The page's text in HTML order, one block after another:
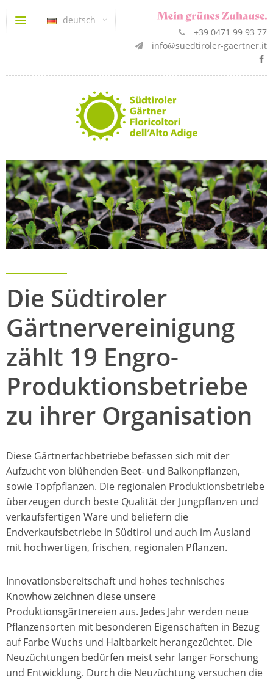
deutsch
+39 0471 99 93 77
info@suedtiroler-gaertner.it
Die Südtiroler
Gärtnervereinigung
zählt 19 Engro-
Produktionsbetriebe
zu ihrer Organisation
Diese Gärtnerfachbetriebe befassen sich mit der
Aufzucht von blühenden Beet- und Balkonpflanzen,
sowie Topfpflanzen. Die regionalen Produktionsbetriebe
überzeugen durch beste Qualität der Jungpflanzen und
verkaufsfertigen Ware und beliefern die
Endverkaufsbetriebe in Südtirol und auch im Ausland
mit hochwertigen, frischen, regionalen Pflanzen.
Innovationsbereitschaft und hohes technisches
Knowhow zeichnen diese unsere
Produktionsgärtnereien aus. Jedes Jahr werden neue
Pflanzensorten mit besonderen Eigenschaften in Bezug
auf Farbe Wuchs und Haltbarkeit herangezüchtet. Die
Neuzüchtungen bedürfen meist sehr langer Forschung
und Entwicklung. Durch die Neuzüchtung versuchen die